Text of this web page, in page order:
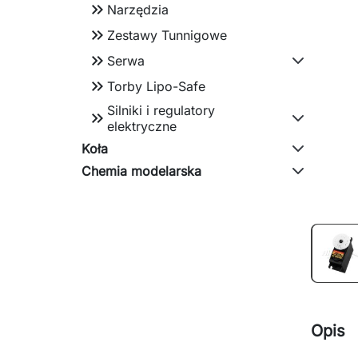
keyboard_double_arrow_right Narzędzia
keyboard_double_arrow_right Zestawy Tunnigowe
keyboard_double_arrow_right Serwa
keyboard_double_arrow_right Torby Lipo-Safe
keyboard_double_arrow_right Silniki i regulatory
elektryczne
Koła
Chemia modelarska
Opis